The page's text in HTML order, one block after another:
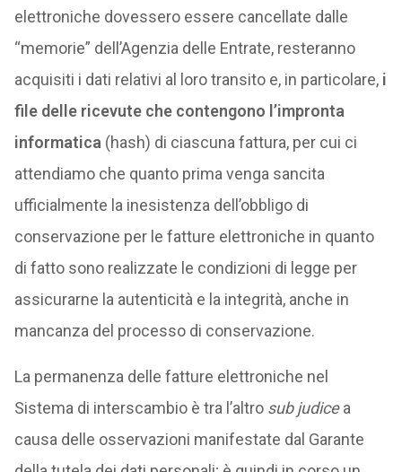
elettroniche dovessero essere cancellate dalle
“memorie” dell’Agenzia delle Entrate, resteranno
acquisiti i dati relativi al loro transito e, in particolare,i
file delle ricevute che contengono l’impronta
informatica (hash) di ciascuna fattura, per cui ci
attendiamo che quanto prima venga sancita
ufficialmente la inesistenza dell’obbligo di
conservazione per le fatture elettroniche in quanto
di fatto sono realizzate le condizioni di legge per
assicurarne la autenticità e la integrità, anche in
mancanza del processo di conservazione.
La permanenza delle fatture elettroniche nel
Sistema di interscambio è tra l’altro sub judicea
causa delle osservazioni manifestate dal Garante